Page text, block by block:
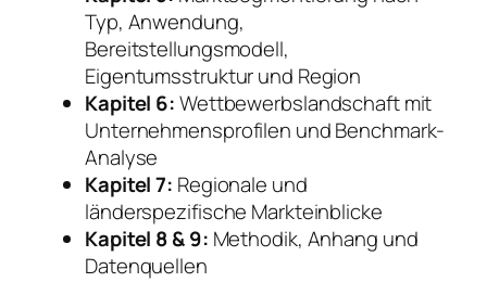
Typ, Anwendung,
Bereitstellungsmodell,
Eigentumsstruktur und Region
Kapitel 6:Wettbewerbslandschaft mit
Unternehmensprofilen und Benchmark-
Analyse
Kapitel 7: Regionale und
länderspezifische Markteinblicke
Kapitel 8 & 9: Methodik, Anhang und
Datenquellen